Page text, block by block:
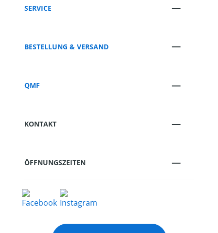
SERVICE
BESTELLUNG & VERSAND
QMF
KONTAKT
ÖFFNUNGSZEITEN